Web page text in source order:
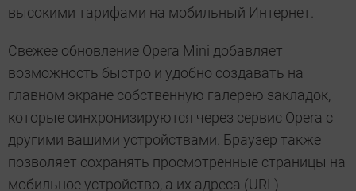
высокими тарифами на мобильный Интернет.
Свежее обновление Opera Mini добавляет
возможность быстро и удобно создавать на
главном экране собственную галерею закладок,
которые синхронизируются через сервис Opera c
другими вашими устройствами. Браузер также
позволяет сохранять просмотренные страницы на
мобильное устройство, а их адреса (URL)